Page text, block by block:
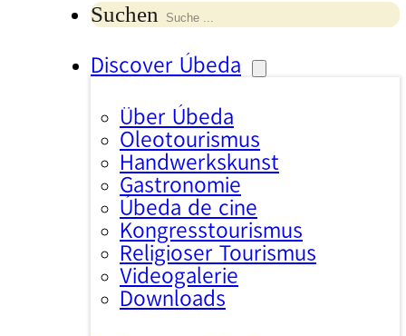
Suchen
Discover Úbeda
Über Úbeda
Oleotourismus
Handwerkskunst
Gastronomie
Úbeda de cine
Kongresstourismus
Religiöser Tourismus
Videogalerie
Downloads